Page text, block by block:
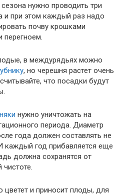
нужно проводить три
и при этом каждый раз надо
почву крошками
перегноем.
в междурядьях можно
, но черешня растет очень
что посадки будут
нужно уничтожать на
периода. Диаметр
года должен составлять не
каждый год прибавляется еще
должна сохранятся от
и приносит плоды, для